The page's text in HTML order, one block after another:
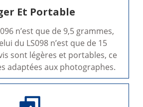
Et Portable
n’est que de 9,5 grammes,
du LS098 n’est que de 15
sont légères et portables, ce
adaptées aux photographes.